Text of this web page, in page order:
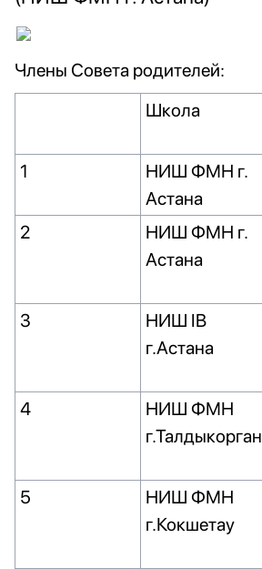
Члены Совета родителей:
Школа
1
НИШ ФМН г.
Астана
2
НИШ ФМН г.
Астана
3
НИШ IB
г.Астана
4
НИШ ФМН
г.Талдыкорган
5
НИШ ФМН
г.Кокшетау